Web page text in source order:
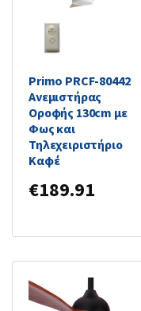
Primo PRCF-80442
Ανεμιστήρας
Οροφής 130cm με
Φως και
Τηλεχειριστήριο
Καφέ
€189.91